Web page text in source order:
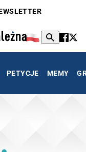
PETYCJE MEMY